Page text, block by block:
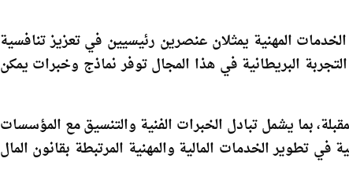
المهنية يمثلان عنصرين رئيسيين في تعزيز تنافسية
البريطانية في هذا المجال توفر نماذج وخبرات يمكن
بما يشمل تبادل الخبرات الفنية والتنسيق مع المؤسسات
في تطوير الخدمات المالية والمهنية المرتبطة بقانون المال